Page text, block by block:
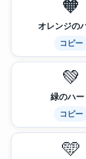
🧡
オレンジの
コピー
💚
緑のハー
コピー
🩵